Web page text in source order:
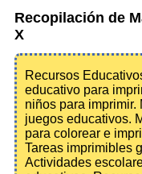
Recopilación de
X
Recursos
educativo para
niños para
juegos educativos.
para colorear e
Tareas imprimibles
Actividades